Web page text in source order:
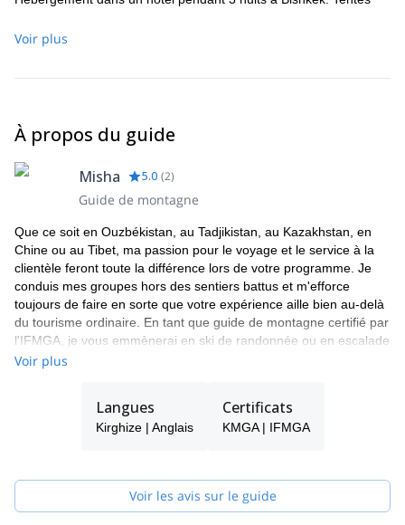
Voir plus
À propos du guide
Misha 5.0 (2)
Guide de montagne
Que ce soit en Ouzbékistan, au Tadjikistan, au Kazakhstan, en
Chine ou au Tibet, ma passion pour le voyage et le service à la
clientèle feront toute la différence lors de votre programme. Je
conduis mes groupes hors des sentiers battus et m'efforce
toujours de faire en sorte que votre expérience aille bien au-delà
du tourisme ordinaire. En tant que guide de montagne certifié par
l'IFMGA, je vous emmènerai en ski de randonnée ou en escalade
sur les meilleurs sites de la région. Je m'assurerai que vous vous
Voir plus
Langues
Kirghize | Anglais
Certificats
KMGA | IFMGA
Voir les avis sur le guide